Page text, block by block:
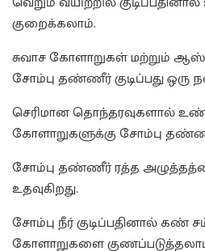
குறைக்கலாம்.
சுவாச கோளாறுகள் மற்றும்
சோம்பு தண்ணீர் குடிப்பது ஒரு
செரிமான தொந்தரவுகளால்
கோளாறுகளுக்கு சோம்பு
சோம்பு தண்ணீர் ரத்த
உதவுகிறது.
சோம்பு நீர் குடிப்பதினால் கண்
கோளாறுகளை